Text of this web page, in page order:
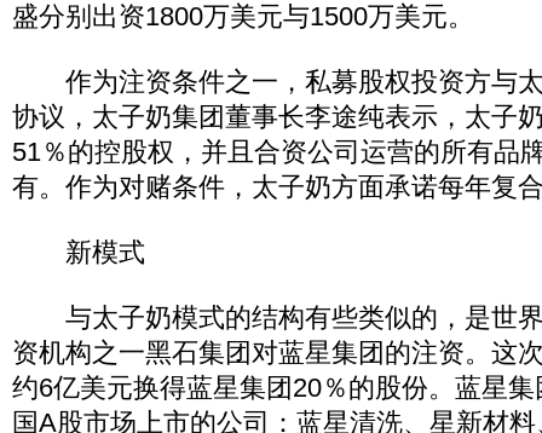
盛分别出资1800万美元与1500万美元。
作为注资条件之一，私募股权投资方与
协议，太子奶集团董事长李途纯表示，太子
51％的控股权，并且合资公司运营的所有品
有。作为对赌条件，太子奶方面承诺每年复
新模式
与太子奶模式的结构有些类似的，是世
资机构之一黑石集团对蓝星集团的注资。这
约6亿美元换得蓝星集团20％的股份。蓝星
国A股市场上市的公司：蓝星清洗、星新材